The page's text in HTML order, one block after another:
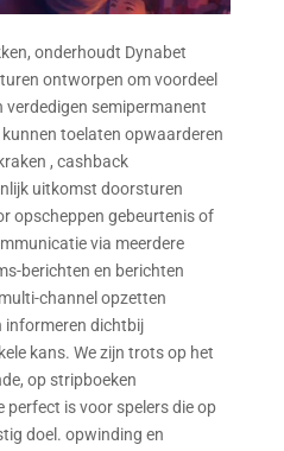
onderhoudt Dynabet
ontworpen om voordeel
verdedigen semipermanent
toelaten opwaarderen
, cashback
uitkomst doorsturen
opscheppen gebeurtenis of
via meerdere
berichten en berichten
channel opzetten
informeren dichtbij
kans. We zijn trots op het
op stripboeken
perfect is voor spelers die op
doel. opwinding en